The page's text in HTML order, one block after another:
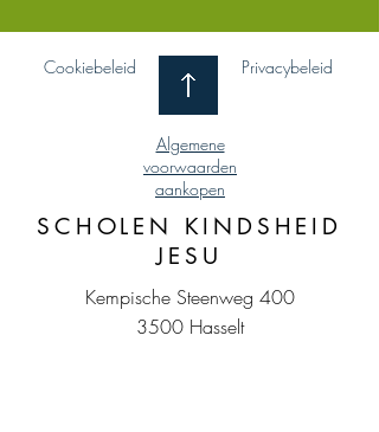
Cookiebeleid Privacybeleid
Algemene
voorwaarden
aankopen
SCHOLEN KINDSHEID
JESU
Kempische Steenweg 400
3500 Hasselt